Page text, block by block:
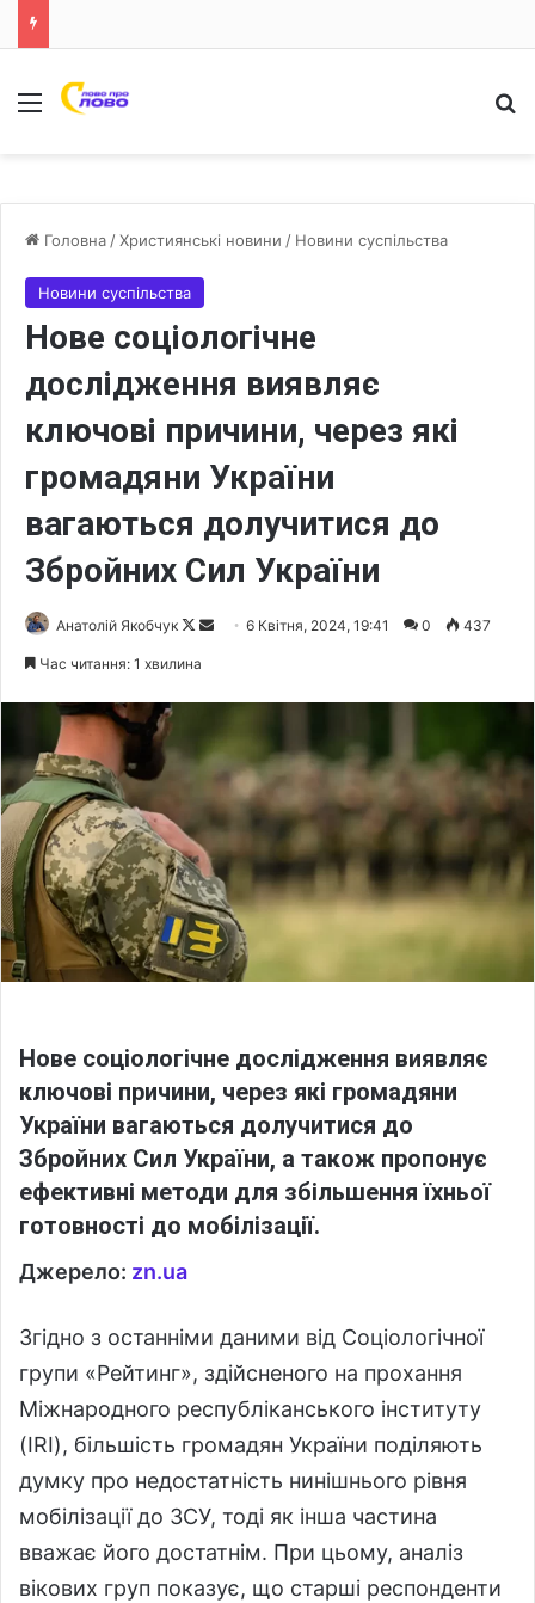
Меню
Головна /Християнські новини / Новини суспільства
Новини суспільства
Нове соціологічне
дослідження виявляє
ключові причини, через які
громадяни України
вагаються долучитися до
Збройних Сил України
Анатолій Якобчук
F
X
a
m
a
i
l
6 Квітня, 2024, 19:41 0 437
Час читання: 1 хвилина
Нове соціологічне дослідження виявляє
ключові причини, через які громадяни
України вагаються долучитися до
Збройних Сил України, а також пропонує
ефективні методи для збільшення їхньої
готовності до мобілізації.
Джерело: zn.ua
Згідно з останніми даними від Соціологічної
групи «Рейтинг», здійсненого на прохання
Міжнародного республіканського інституту
(IRI), більшість громадян України поділяють
думку про недостатність нинішнього рівня
мобілізації до ЗСУ, тоді як інша частина
вважає його достатнім. При цьому, аналіз
вікових груп показує, що старші респонденти